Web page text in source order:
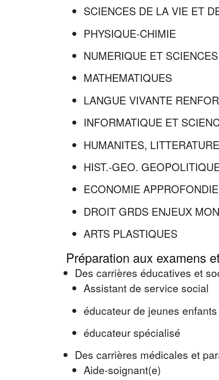
SCIENCES DE LA VIE ET
PHYSIQUE-CHIMIE
NUMERIQUE ET
MATHEMATIQUES
LANGUE VIVANTE
INFORMATIQUE ET
HUMANITES,
HIST.-GEO.
ECONOMIE APPROFONDIE
DROIT GRDS ENJEUX
ARTS PLASTIQUES
Préparation aux examens
Des carrières éducatives et
Assistant de service social
éducateur de jeunes enfants
éducateur spécialisé
Des carrières médicales et
Aide-soignant(e)